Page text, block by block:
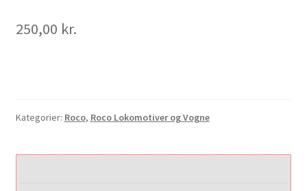
250,00 kr.
Kategorier: Roco, Roco Lokomotiver og Vogne